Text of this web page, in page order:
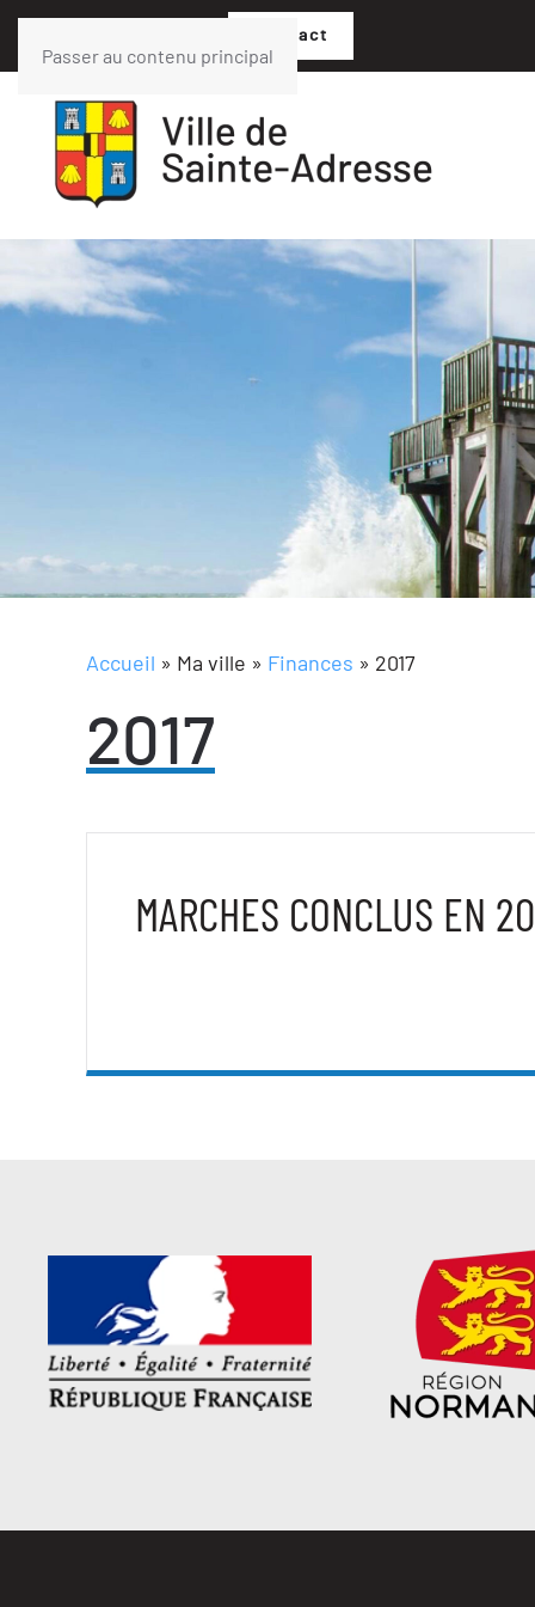
Passer au contenu principal
Contact
Accueil » Ma ville » Finances » 2017
2017
MARCHES CONCLUS EN